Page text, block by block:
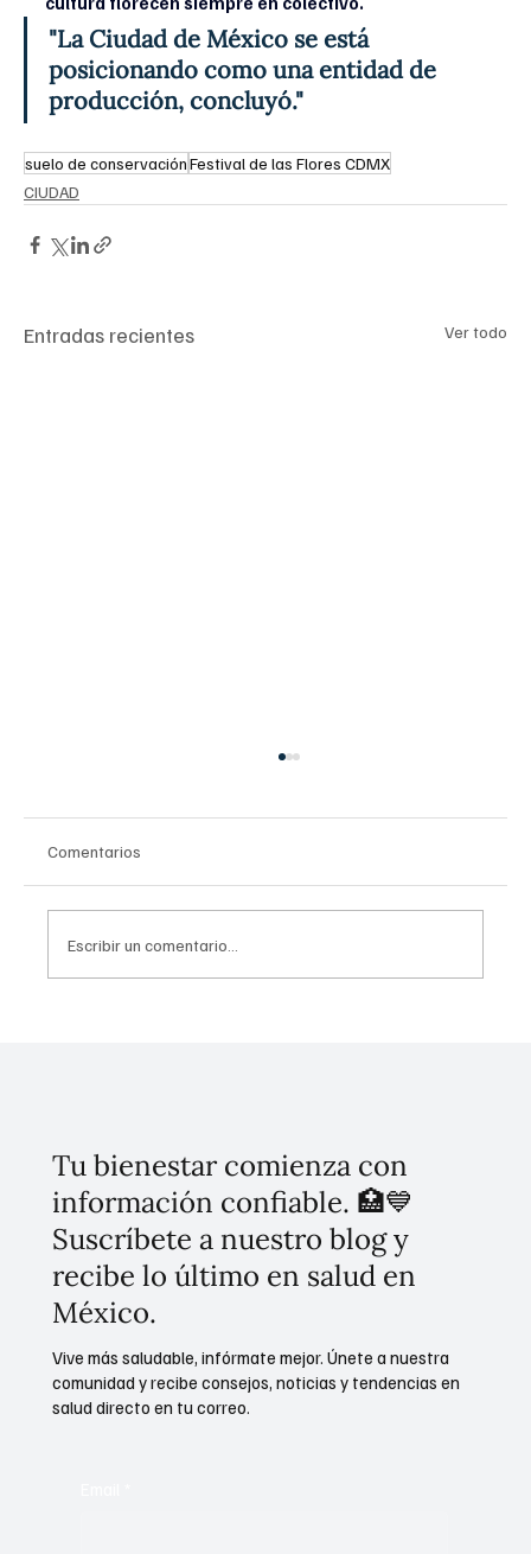
"La Ciudad de México se está
posicionando como una entidad de
producción, concluyó."
suelo de conservaciónFestival de las Flores CDMX
CIUDAD
Entradas recientes Ver todo
Comentarios
Escribir un comentario...
Tu bienestar comienza con
información confiable. 🏥💙
Suscríbete a nuestro blog y
recibe lo último en salud en
México.
Vive más saludable, infórmate mejor. Únete a nuestra
comunidad y recibe consejos, noticias y tendencias en
salud directo en tu correo.